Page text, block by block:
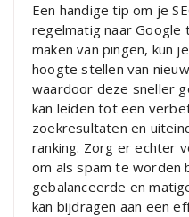
Een handige tip om je
regelmatig naar Google
maken van pingen, kun
hoogte stellen van
waardoor deze sneller
kan leiden tot een
zoekresultaten en
ranking. Zorg er echter
om als spam te worden
gebalanceerde en
kan bijdragen aan een